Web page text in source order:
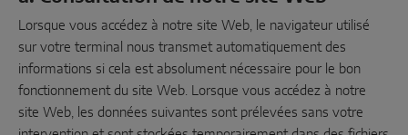
Lorsque vous accédez à notre site Web, le navigateur utilisé
sur votre terminal nous transmet automatiquement des
informations si cela est absolument nécessaire pour le bon
fonctionnement du site Web. Lorsque vous accédez à notre
site Web, les données suivantes sont prélevées sans votre